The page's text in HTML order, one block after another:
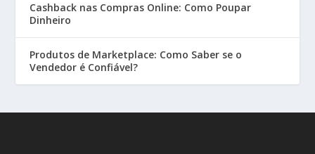
Cashback nas Compras Online: Como Poupar
Dinheiro
Produtos de Marketplace: Como Saber se o
Vendedor é Confiável?